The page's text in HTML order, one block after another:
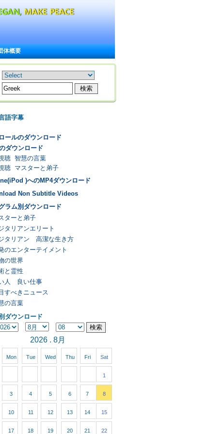
体概要
語字幕
ールのダウンロード
ダウンロード
聴 智慧の言葉
聴 マスターと弟子
)へのMP4ダウンロード
Non Subtitle Videos
ラム別ダウンロード
ターと弟子
タリアンエリート
タリアン 高潔な生き方
のエンターテイメント
の世界
と霊性
人 良い仕事
すべきニュース
の言葉
ダウンロード
2026 . 8月
Mon Tue Wed Thu Fri Sat
1
3 4 5 6 7 8
10 11 12 13 14 15
17 18 19 20 21 22